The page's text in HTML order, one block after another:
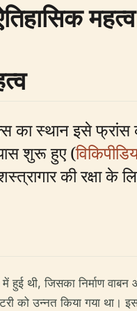
महत्व
स्थान इसे फ्रांस
शुरू हुए (
की रक्षा के
हुई थी, जिसका निर्माण
को उन्नत किया गया था।